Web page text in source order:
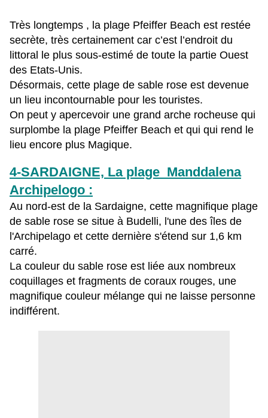
Très longtemps , la plage Pfeiffer Beach est restée
secrète, très certainement car c’est l’endroit du
littoral le plus sous-estimé de toute la partie Ouest
des Etats-Unis.
Désormais, cette plage de sable rose est devenue
un lieu incontournable pour les touristes.
On peut y apercevoir une grand arche rocheuse qui
surplombe la plage Pfeiffer Beach et qui qui rend le
lieu encore plus Magique.
4-SARDAIGNE, La plage Manddalena
Archipelogo :
Au nord-est de la Sardaigne, cette magnifique plage
de sable rose se situe à Budelli, l'une des îles de
l'Archipelago et cette dernière s'étend sur 1,6 km
carré.
La couleur du sable rose est liée aux nombreux
coquillages et fragments de coraux rouges, une
magnifique couleur mélange qui ne laisse personne
indifférent.